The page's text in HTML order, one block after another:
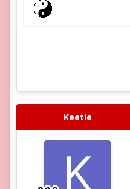
Keetie